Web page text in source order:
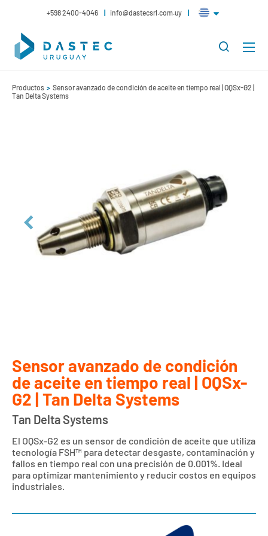
+598 2400-4046 info@dastecsrl.com.uy
Productos
Sensor avanzado de condición de aceite en tiempo real | OQSx-G2 |
Tan Delta Systems
Sensor avanzado de condición
de aceite en tiempo real | OQSx-
G2 | Tan Delta Systems
Tan Delta Systems
El OQSx-G2 es un sensor de condición de aceite que utiliza
tecnología FSH™ para detectar desgaste, contaminación y
fallos en tiempo real con una precisión de 0.001%. Ideal
para optimizar mantenimiento y reducir costos en equipos
industriales.